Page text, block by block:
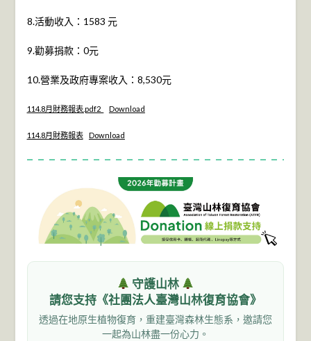
8.活動收入：1583 元
9.勸募捐款：0元
10.營業及政府專案收入：8,530元
114.8月財務報表.pdf2_ Download
114.8月財務報表 Download
守護山林
請您支持《社團法人臺灣山林復育協會》
透過在地原生植物復育，重建臺灣森林生態系，邀請您
一起為山林盡一份心力。